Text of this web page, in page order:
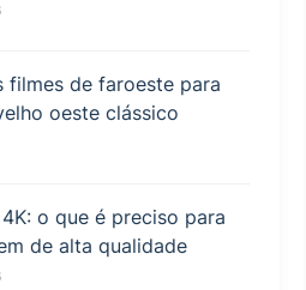
filmes de faroeste para
oeste clássico
o que é preciso para
de alta qualidade